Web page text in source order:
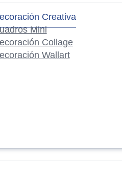
Creativa
Mini
Collage
Wallart